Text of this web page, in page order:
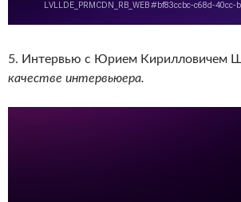
5. Интервью с Юрием Кирилловичем
качестве интервьюера.